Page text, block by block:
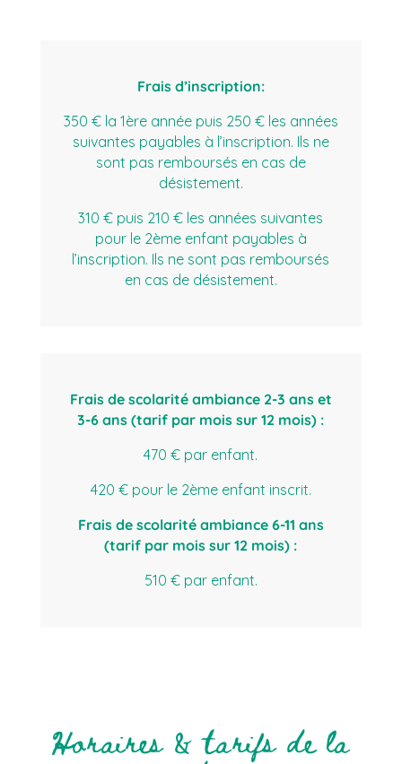
Frais d’inscription:
350 € la 1ère année puis 250 € les années
suivantes payables à l’inscription. Ils ne
sont pas remboursés en cas de
désistement.
310 € puis 210 € les années suivantes
pour le 2ème enfant payables à
l’inscription. Ils ne sont pas remboursés
en cas de désistement.
Frais de scolarité ambiance 2-3 ans et
3-6 ans (tarif par mois sur 12 mois) :
470 € par enfant.
420 € pour le 2ème enfant inscrit.
Frais de scolarité ambiance 6-11 ans
(tarif par mois sur 12 mois) :
510 € par enfant.
Horaires & tarifs de la